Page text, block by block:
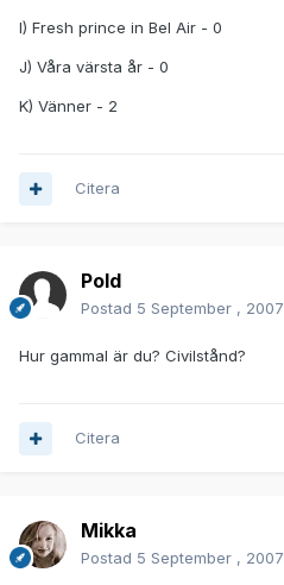
I) Fresh prince in Bel Air - 0
J) Våra värsta år - 0
K) Vänner - 2
Citera
Pold
Postad 5 September , 2007
Hur gammal är du? Civilstånd?
Citera
Mikka
Postad 5 September , 2007